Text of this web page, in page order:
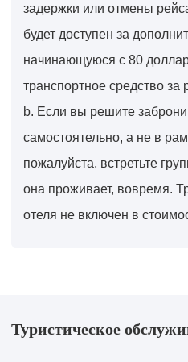
задержки или отмены
будет доступен за
начинающуюся с 80
транспортное средство за
b. Если вы решите
самостоятельно, а не в
пожалуйста, встретьте
она проживает, вовремя.
отеля не включен в
Туристическое